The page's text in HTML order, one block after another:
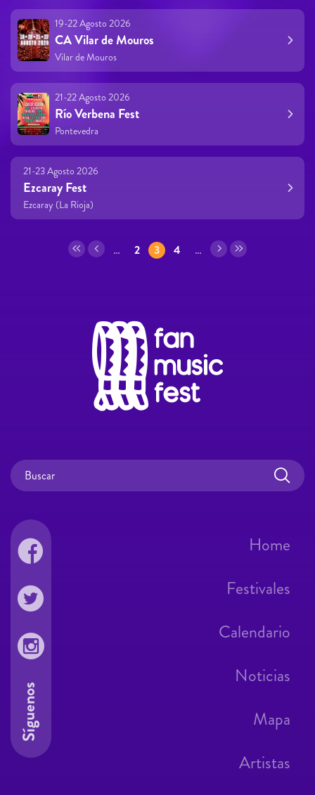
19-22 Agosto 2026
CA Vilar de Mouros
Vilar de Mouros
21-22 Agosto 2026
Río Verbena Fest
Pontevedra
21-23 Agosto 2026
Ezcaray Fest
Ezcaray (La Rioja)
… 2 3 4 …
Home
Festivales
Calendario
Noticias
Mapa
Artistas
Síguenos